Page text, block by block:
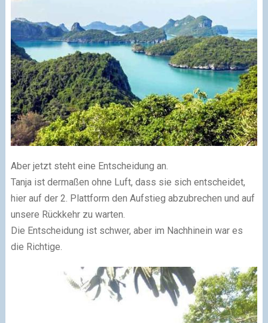
Aber jetzt steht eine Entscheidung an.
Tanja ist dermaßen ohne Luft, dass sie sich entscheidet,
hier auf der 2. Plattform den Aufstieg abzubrechen und auf
unsere Rückkehr zu warten.
Die Entscheidung ist schwer, aber im Nachhinein war es
die Richtige.